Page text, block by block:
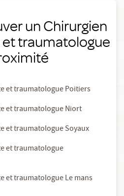
un Chirurgien
traumatologue
et traumatologue Poitiers
et traumatologue Niort
et traumatologue Soyaux
et traumatologue
et traumatologue Le mans